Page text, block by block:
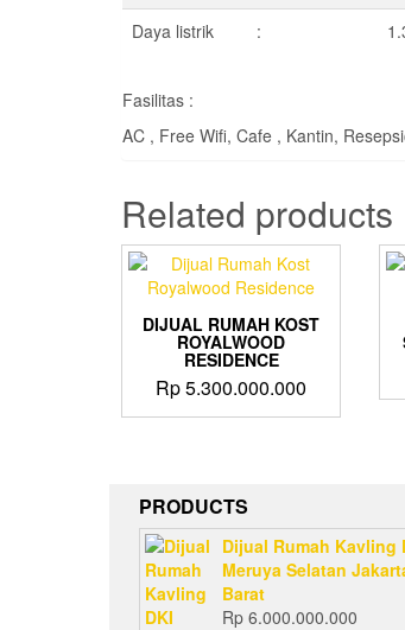
Daya listrik :
Fasilitas :
AC , Free Wifi, Cafe , Kantin,
Related products
DIJUAL RUMAH KOST
ROYALWOOD
RESIDENCE
Rp5.300.000.000
PRODUCTS
Dijual Rumah Kavling
Meruya Selatan
Barat
Rp 6.000.000.000